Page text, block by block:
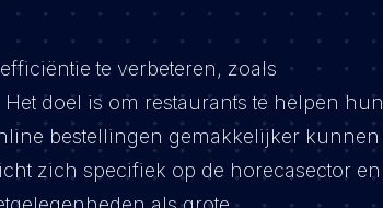
te verbeteren, zoals
doel is om restaurants te helpen hun
bestellingen gemakkelijker kunnen
zich specifiek op de horecasector en